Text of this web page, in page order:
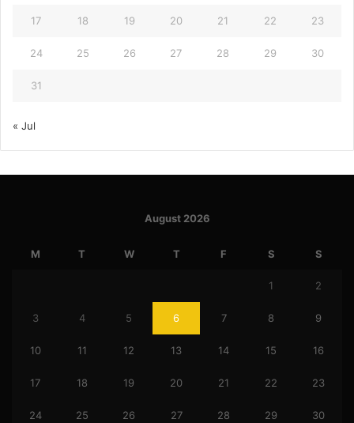
17 18 19 20 21 22 23
24 25 26 27 28 29 30
31
« Jul
August 2026
M T W T F S S
1 2
3 4 5 6 7 8 9
10 11 12 13 14 15 16
17 18 19 20 21 22 23
24 25 26 27 28 29 30